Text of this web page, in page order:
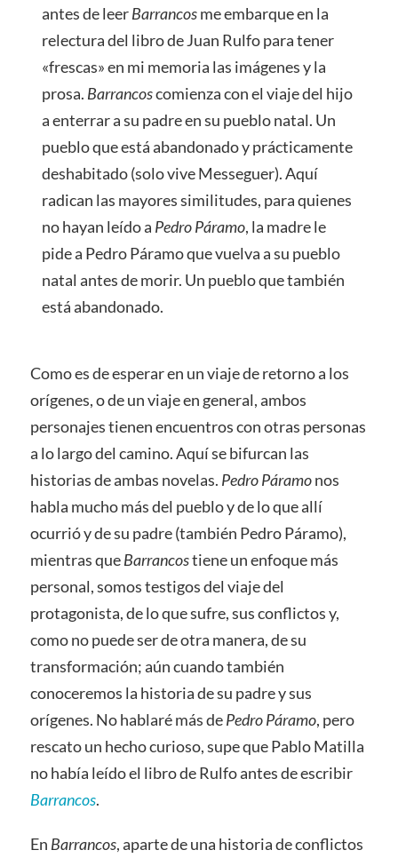
antes de leerBarrancosme embarque en la
relectura del libro de Juan Rulfo para tener
«frescas» en mi memoria las imágenes y la
prosa. Barrancoscomienza con el viaje del hijo
a enterrar a su padre en su pueblo natal. Un
pueblo que está abandonado y prácticamente
deshabitado (solo vive Messeguer). Aquí
radican las mayores similitudes, para quienes
no hayan leído a Pedro Páramo, la madre le
pide a Pedro Páramo que vuelva a su pueblo
natal antes de morir. Un pueblo que también
está abandonado.
Como es de esperar en un viaje de retorno a los
orígenes, o de un viaje en general, ambos
personajes tienen encuentros con otras personas
a lo largo del camino. Aquí se bifurcan las
historias de ambas novelas. Pedro Páramonos
habla mucho más del pueblo y de lo que allí
ocurrió y de su padre (también Pedro Páramo),
mientras queBarrancostiene un enfoque más
personal, somos testigos del viaje del
protagonista, de lo que sufre, sus conflictos y,
como no puede ser de otra manera, de su
transformación; aún cuando también
conoceremos la historia de su padre y sus
orígenes. No hablaré más dePedro Páramo, pero
rescato un hecho curioso, supe que Pablo Matilla
no había leído el libro de Rulfo antes de escribir
Barrancos.
En Barrancos, aparte de una historia de conflictos